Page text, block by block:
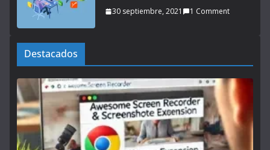
30 septiembre, 2021 1 Comment
Destacados